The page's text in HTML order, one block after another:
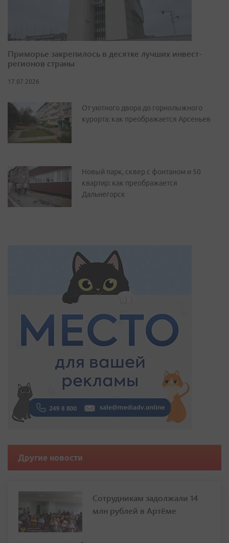
Приморье закрепилось в десятке лучших инвест-
регионов страны
17.07.2026
От уютного двора до горнолыжного
курорта: как преображается Арсеньев
Новый парк, сквер с фонтаном и 50
квартир: как преображается
Дальнегорск
Другие новости
Сотрудникам задолжали 14
млн рублей в Артёме